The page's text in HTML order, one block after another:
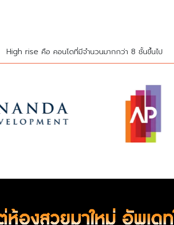
High rise คือ คอนโดที่มีจำนวนมากกว่า 8 ชั้นขึ้นไป